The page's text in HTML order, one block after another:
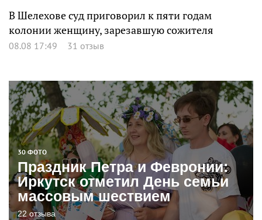
В Шелехове суд приговорил к пяти годам
колонии женщину, зарезавшую сожителя
08.08 17:49 31 отзыв
30 ФОТО
Праздник Петра и Февронии:
Иркутск отметил День семьи
массовым шествием
22 отзыва